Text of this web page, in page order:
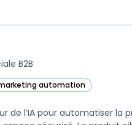
B2B
automation
cette catégorie
de l’IA pour automatiser la